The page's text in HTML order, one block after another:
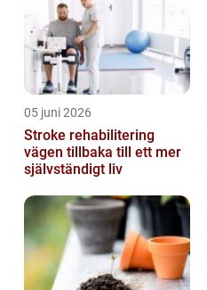
05 juni 2026
Stroke rehabilitering
vägen tillbaka till ett mer
självständigt liv